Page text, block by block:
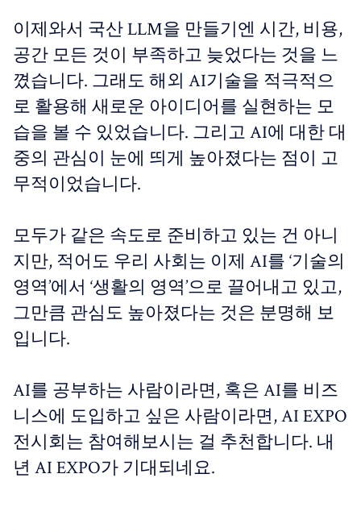
이제와서 국산 LLM을 만들기엔 시간, 비용,
공간 모든 것이 부족하고 늦었다는 것을 느
꼈습니다. 그래도 해외 AI기술을 적극적으
로 활용해 새로운 아이디어를 실현하는 모
습을 볼 수 있었습니다. 그리고 AI에 대한 대
중의 관심이 눈에 띄게 높아졌다는 점이 고
무적이었습니다.
모두가 같은 속도로 준비하고 있는 건 아니
지만, 적어도 우리 사회는 이제 AI를 ‘기술의
영역’에서 ‘생활의 영역’으로 끌어내고 있고,
그만큼 관심도 높아졌다는 것은 분명해 보
입니다.
AI를 공부하는 사람이라면, 혹은 AI를 비즈
니스에 도입하고 싶은 사람이라면, AI EXPO
전시회는 참여해보시는 걸 추천합니다. 내
년 AI EXPO가 기대되네요.